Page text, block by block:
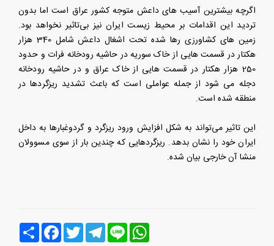
اگرچه بیشترین آسیب های داعش متوجه کشور عراق است اما بدون
تردید این اقدامات بر محیط زیست ایران نیز بی‌تاثیر نخواهد بود.
زمین های کشاورزی رها شده تحت اشغال داعش شامل 340 هزار
هکتار در قسمت هایی از خاک سوریه در حاشیه رودخانه فرات و حدود
250 هزار هکتار در قسمت هایی از خاک عراق و در حاشیه رودخانه
دجله می شود از جمله عواملی است که باعث تشدید ریزگردها در
منطقه شده است.
این تاثیر می‌تواند به شکل افزایش ورود ریزگرد و گردوغبارها به داخل
ایران خود را نشان بدهد. ریزگردهایی که چندین بار از سوی مسوولان
منشا آن خارجی بیان شده.
اشتراک
FacebookTwitter
Telegram Line
WhatsApp